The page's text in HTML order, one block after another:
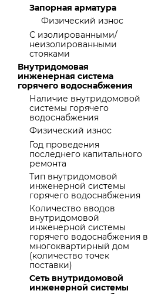
Запорная арматура
Физический износ
С изолированными/
неизолированными
стояками
Внутридомовая
инженерная система
горячего водоснабжения
Наличие внутридомовой
системы горячего
водоснабжения
Физический износ
Год проведения
последнего капитального
ремонта
Тип внутридомовой
инженерной системы
горячего водоснабжения
Количество вводов
внутридомовой
инженерной системы
горячего водоснабжения в
многоквартирный дом
(количество точек
поставки)
Сеть внутридомовой
инженерной системы